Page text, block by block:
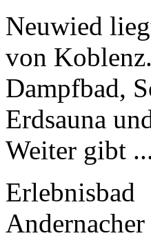
Neuwied
von
Dampfbad,
Erdsauna
Weiter gibt
Erlebnisbad